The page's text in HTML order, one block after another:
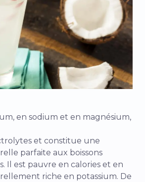
en sodium et en magnésium,
et constitue une
parfaite aux boissons
Il est pauvre en calories et en
riche en potassium. De